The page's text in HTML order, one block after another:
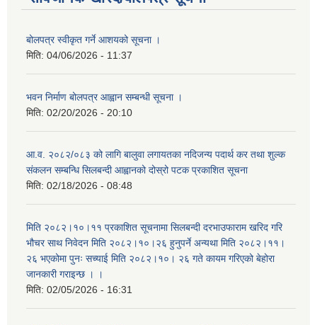
बोलपत्र स्वीकृत गर्ने आशयको सूचना ।
मिति: 04/06/2026 - 11:37
भवन निर्माण बोलपत्र आह्वान सम्बन्धी सूचना ।
मिति: 02/20/2026 - 20:10
आ.व. २०८२/०८३ को लागि बालुवा लगायतका नदिजन्य पदार्थ कर तथा शुल्क
संकलन सम्बन्धि सिलबन्दी आह्वानको दोस्रो पटक प्रकाशित सूचना
मिति: 02/18/2026 - 08:48
मिति २०८२।१०।११ प्रकाशित सूचनामा सिलबन्दी दरभाउफाराम खरिद गरि
भौचर साथ निवेदन मिति २०८२।१०।२६ हुनुपर्ने अन्यथा मिति २०८२।११।
२६ भएकोमा पुनः सच्याई मिति २०८२।१०। २६ गते कायम गरिएको बेहोरा
जानकारी गराइन्छ । ।
मिति: 02/05/2026 - 16:31